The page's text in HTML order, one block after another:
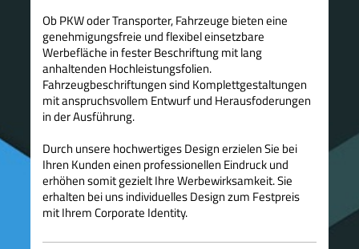
Ob PKW oder Transporter, Fahrzeuge bieten eine
genehmigungsfreie und flexibel einsetzbare
Werbefläche in fester Beschriftung mit lang
anhaltenden Hochleistungsfolien.
Fahrzeugbeschriftungen sind Komplettgestaltungen
mit anspruchsvollem Entwurf und Herausfoderungen
in der Ausführung.
Durch unsere hochwertiges Design erzielen Sie bei
Ihren Kunden einen professionellen Eindruck und
erhöhen somit gezielt Ihre Werbewirksamkeit. Sie
erhalten bei uns individuelles Design zum Festpreis
mit Ihrem Corporate Identity.